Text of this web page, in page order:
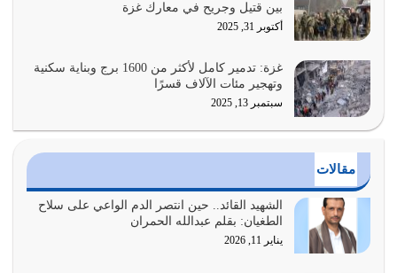
عندما يكون عدوك هو عدو الله معناه أن تكون نقاط الضعف
فيه كثيرة وسينصرك الله عليه إذا…
يوليو 26, 2026
أراد الله لهذه الأمة ان تكون خير امة أخرجت للناس بالنهوض
الدين الذي شرعه الله لا يجوز أن يخضع لآرائنا وأهوائنا
واجتهاداتنا لأننا سنختلف ونتفرق
يوليو 24, 2026
بين قتيل وجريح في معارك غزة
أكتوبر 31, 2025
غزة: تدمير كامل لأكثر من 1600 برج وبناية سكنية
وتهجير مئات الآلاف قسرًا
سبتمبر 13, 2025
مقالات
الشهيد القائد.. حين انتصر الدم الواعي على سلاح
الطغيان: بقلم عبدالله الحمران
يناير 11, 2026